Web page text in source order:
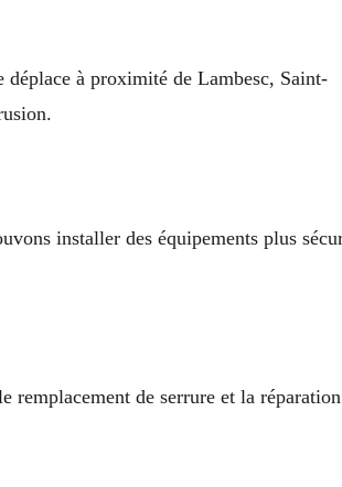
à proximité de Lambesc, Saint-
installer des équipements plus
remplacement de serrure et la